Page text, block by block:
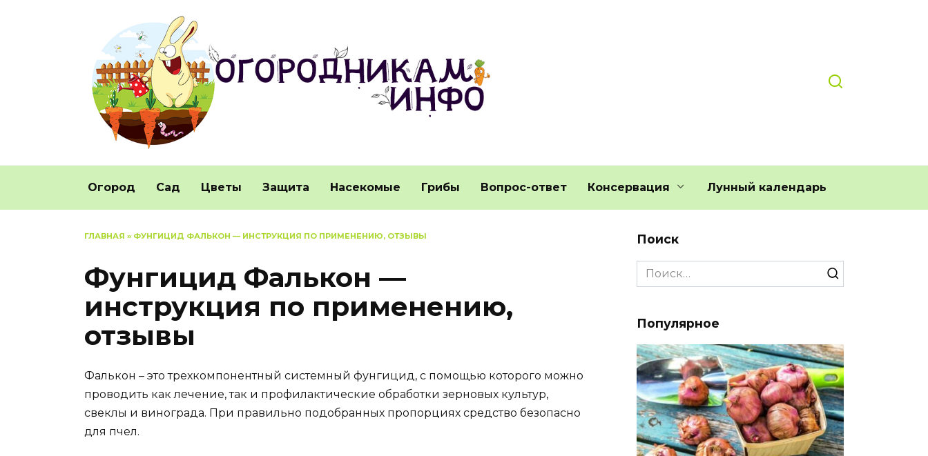
Огород Сад Цветы Защита Насекомые Грибы Вопрос-ответ Консервация Лунный календарь
ГЛАВНАЯ » ФУНГИЦИД ФАЛЬКОН — ИНСТРУКЦИЯ ПО ПРИМЕНЕНИЮ, ОТЗЫВЫ
Фунгицид Фалькон —
инструкция по применению,
отзывы
Фалькон – это трехкомпонентный системный фунгицид, с помощью которого можно
проводить как лечение, так и профилактические обработки зерновых культур,
свеклы и винограда. При правильно подобранных пропорциях средство безопасно
для пчел.
Поиск
Search
for:
Популярное